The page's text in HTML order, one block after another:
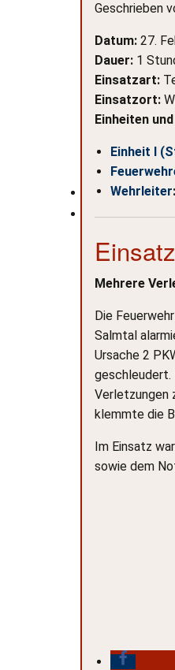
Geschrieben
Datum: 27.
Dauer: 1
Einsatzart:
Einsatzort:
Einheiten
Einheit I
Wehrleiter:
Mehrere
Die
Salmtal
Ursache 2
geschleudert.
Verletzungen
klemmte die
Im Einsatz
sowie dem